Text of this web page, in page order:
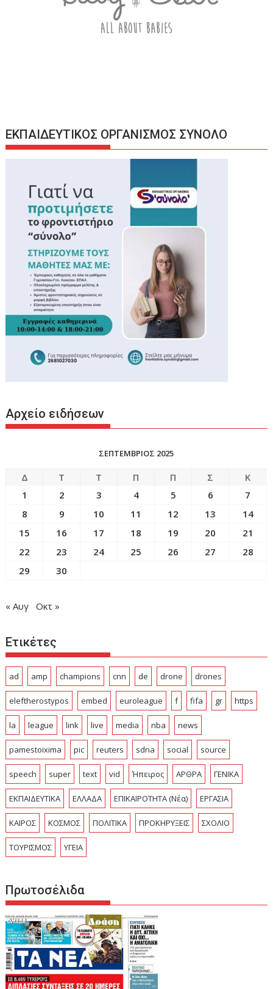
ΕΚΠΑΙΔΕΥΤΙΚΟΣ ΟΡΓΑΝΙΣΜΟΣ ΣΥΝΟΛΟ
Αρχείο ειδήσεων
ΣΕΠΤΕΜΒΡΙΟΣ 2025
Δ Τ Τ Π Π Σ
Κ
1
2 3 4 5 6
7
8
9 10 11 12 13
14
15
16 17 18 19 20
21
22
23 24 25 26 27
28
29
30
« Αυγ Οκτ »
Ετικέτες
ad amp champions cnn de drone drones
eleftherostypos embed euroleague f fifa gr https
la league link live media nba news
pamestoixima pic reuters sdna social source
speech super text vid Ήπειρος ΑΡΘΡΑ ΓΕΝΙΚΑ
ΕΚΠΑΙΔΕΥΤΙΚΑ ΕΛΛΑΔΑ ΕΠΙΚΑΙΡΟΤΗΤΑ (Νέα) ΕΡΓΑΣΙΑ
ΚΑΙΡΟΣ ΚΟΣΜΟΣ ΠΟΛΙΤΙΚΑ ΠΡΟΚΗΡΥΞΕΙΣ ΣΧΟΛΙΟ
ΤΟΥΡΙΣΜΟΣ ΥΓΕΙΑ
Πρωτοσέλιδα